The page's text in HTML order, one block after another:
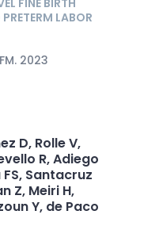
LABOR
2023
D, Rolle V,
R, Adiego
Santacruz
Z, Meiri H,
Y, de Paco